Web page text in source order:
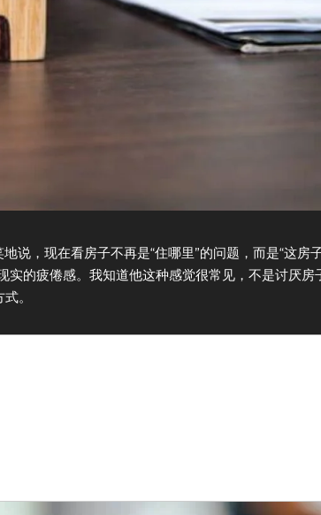
说，现在看房子不再是“住哪里”的问题，而是“这房
的疲倦感。我知道他这种感觉很常见，不是讨厌房
。